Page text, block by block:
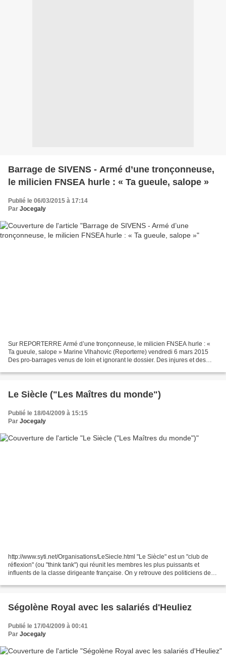
Barrage de SIVENS - Armé d’une tronçonneuse,
le milicien FNSEA hurle : « Ta gueule, salope »
Publié le 06/03/2015 à 17:14
Par Jocegaly
Sur REPORTERRE Armé d’une tronçonneuse, le milicien FNSEA hurle : «
Ta gueule, salope » Marine Vlhahovic (Reporterre) vendredi 6 mars 2015
Des pro-barrages venus de loin et ignorant le dossier. Des injures et des
Le Siècle ("Les Maîtres du monde")
Publié le 18/04/2009 à 15:15
Par Jocegaly
http://www.syti.net/Organisations/LeSiecle.html "Le Siècle" est un "club de
réflexion" (ou "think tank") qui réunit les membres les plus puissants et
influents de la classe dirigeante française. On y retrouve des politiciens de
Ségolène Royal avec les salariés d'Heuliez
Publié le 17/04/2009 à 00:41
Par Jocegaly